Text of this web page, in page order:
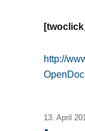
http://
13. April